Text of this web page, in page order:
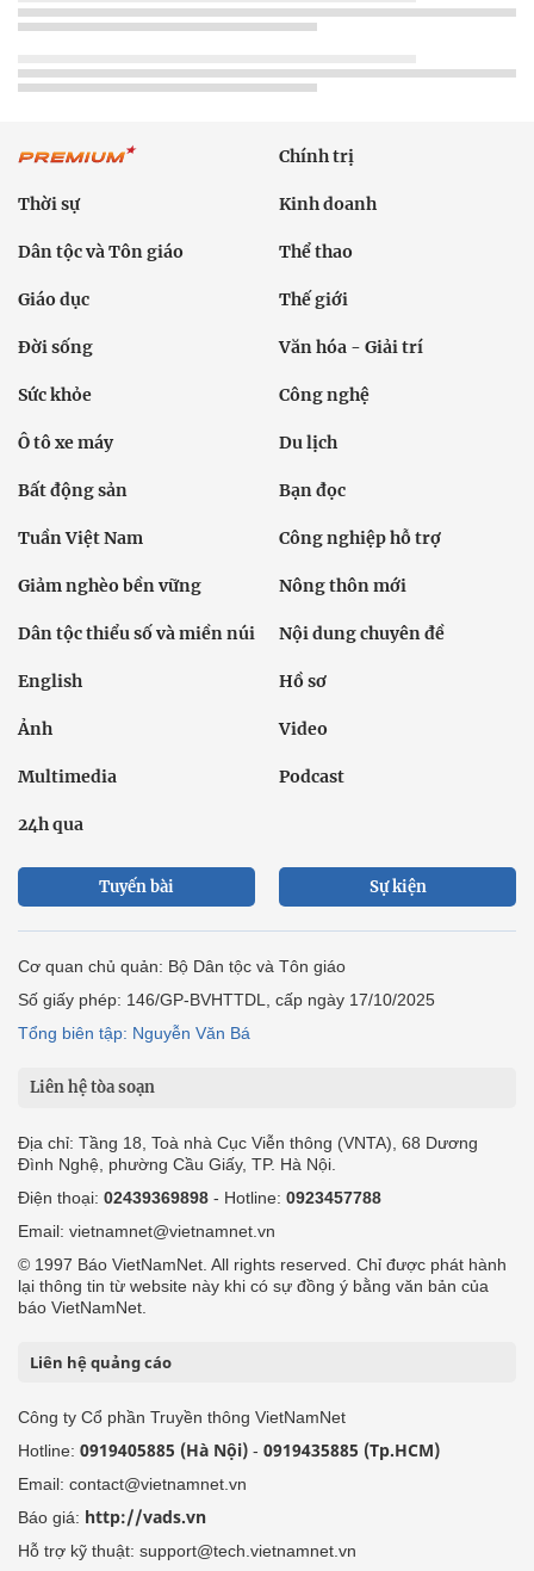
Chính trị
Thời sự Kinh doanh
Dân tộc và Tôn giáo Thể thao
Giáo dục Thế giới
Đời sống Văn hóa - Giải trí
Sức khỏe Công nghệ
Ô tô xe máy Du lịch
Bất động sản Bạn đọc
Tuần Việt Nam Công nghiệp hỗ trợ
Giảm nghèo bền vững Nông thôn mới
Dân tộc thiểu số và miền núi Nội dung chuyên đề
English Hồ sơ
Ảnh Video
Multimedia Podcast
24h qua
Tuyến bài Sự kiện
Cơ quan chủ quản: Bộ Dân tộc và Tôn giáo
Số giấy phép: 146/GP-BVHTTDL, cấp ngày 17/10/2025
Tổng biên tập: Nguyễn Văn Bá
Liên hệ tòa soạn
Địa chỉ: Tầng 18, Toà nhà Cục Viễn thông (VNTA), 68 Dương
Đình Nghệ, phường Cầu Giấy, TP. Hà Nội.
Điện thoại: 02439369898 - Hotline: 0923457788
Email: vietnamnet@vietnamnet.vn
© 1997 Báo VietNamNet. All rights reserved. Chỉ được phát hành
lại thông tin từ website này khi có sự đồng ý bằng văn bản của
báo VietNamNet.
Liên hệ quảng cáo
Công ty Cổ phần Truyền thông VietNamNet
Hotline: 0919405885 (Hà Nội) - 0919435885 (Tp.HCM)
Email: contact@vietnamnet.vn
Báo giá: http://vads.vn
Hỗ trợ kỹ thuật: support@tech.vietnamnet.vn